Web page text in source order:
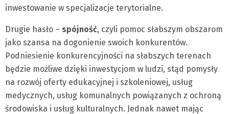
inwestowanie w specjalizacje terytorialne.
Drugie hasło – spójność, czyli pomoc słabszym obszarom
jako szansa na dogonienie swoich konkurentów.
Podniesienie konkurencyjności na słabszych terenach
będzie możliwe dzięki inwestycjom w ludzi, stąd pomysły
na rozwój oferty edukacyjnej i szkoleniowej, usług
medycznych, usług komunalnych powiązanych z ochroną
środowiska i usług kulturalnych. Jednak nawet mając